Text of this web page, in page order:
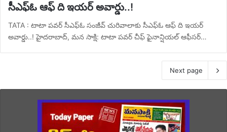
సీఎఫ్‌ఓ ఆఫ్ ది ఇయర్ అవార్డు..!
TATA : టాటా పవర్ సీఎఫ్‌ఓ సంజీవ్ చురివాలాకు సీఎఫ్‌ఓ ఆఫ్ ది ఇయర్
అవార్డు..! హైదరాబాద్, మన సాక్షి: టాటా పవర్ చీఫ్ ఫైనాన్షియల్ ఆఫీసర్…
Next page